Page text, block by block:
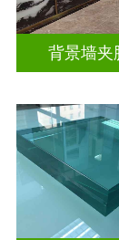
背景墙夹